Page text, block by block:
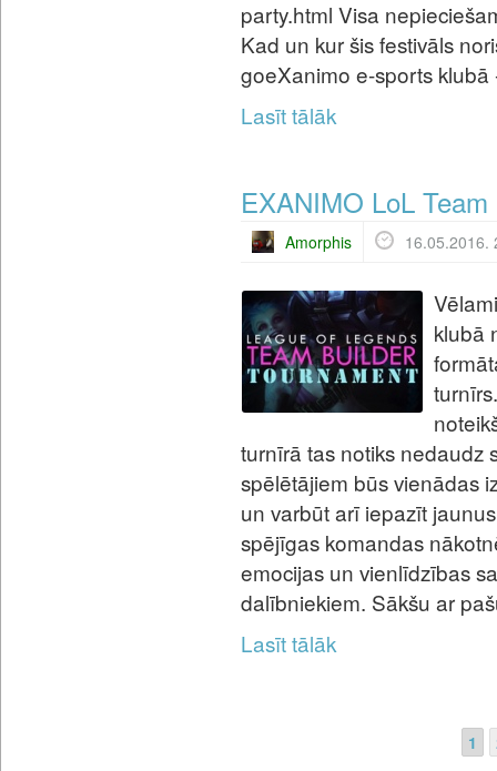
party.html Visa
Kad un kur šis festivāls
goeXanimo e-sports
Lasīt tālāk
EXANIMO LoL
Amorphis 16.05.2016.
klubā
turnīrā tas notiks nedaudz
spēlētājiem būs vienādas
un varbūt arī iepazīt
spējīgas komandas
emocijas un vienlīdzības
dalībniekiem. Sākšu ar
Lasīt tālāk
1